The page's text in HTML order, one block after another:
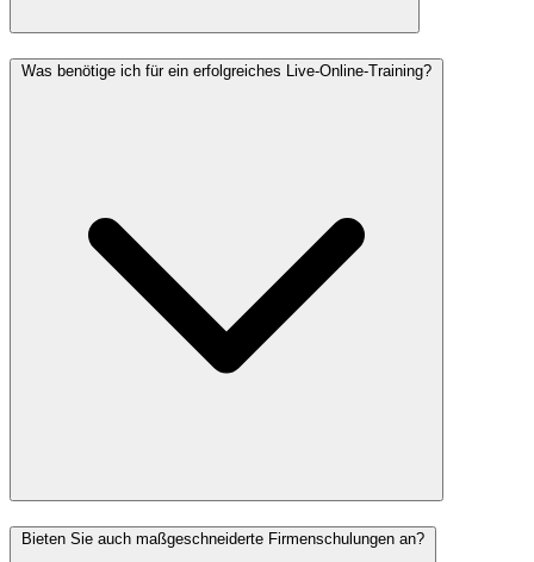
Was benötige ich für ein erfolgreiches Live-Online-Training?
Bieten Sie auch maßgeschneiderte Firmenschulungen an?